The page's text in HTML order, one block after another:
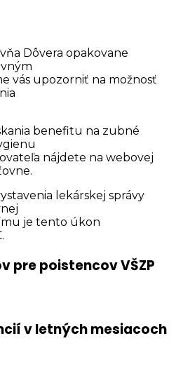
Dôvera opakovane
vás upozorniť na možnosť
benefitu na zubné
nájdete na webovej
lekárskej správy
je tento úkon
pre poistencov VŠZP
v letných mesiacoch